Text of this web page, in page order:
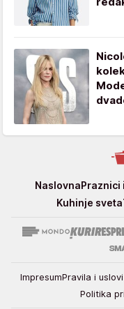
StvarNaslovnaPraznici
Kuhinje sveta
ImpresumPravila i
Politika